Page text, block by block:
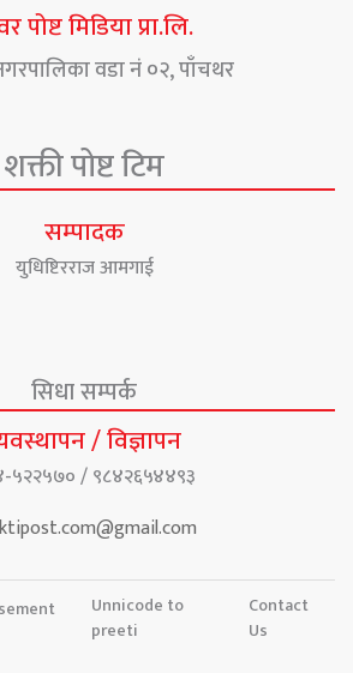
पोष्ट मिडिया प्रा.लि.
वडा नं ०२, पाँचथर
शक्ती पोष्ट टिम
सम्पादक
युधिष्टिरराज आमगाई
सिधा सम्पर्क
/ विज्ञापन
५२२५७० / ९८४२६५४४९३
Unnicode to
preeti
Contact
Us